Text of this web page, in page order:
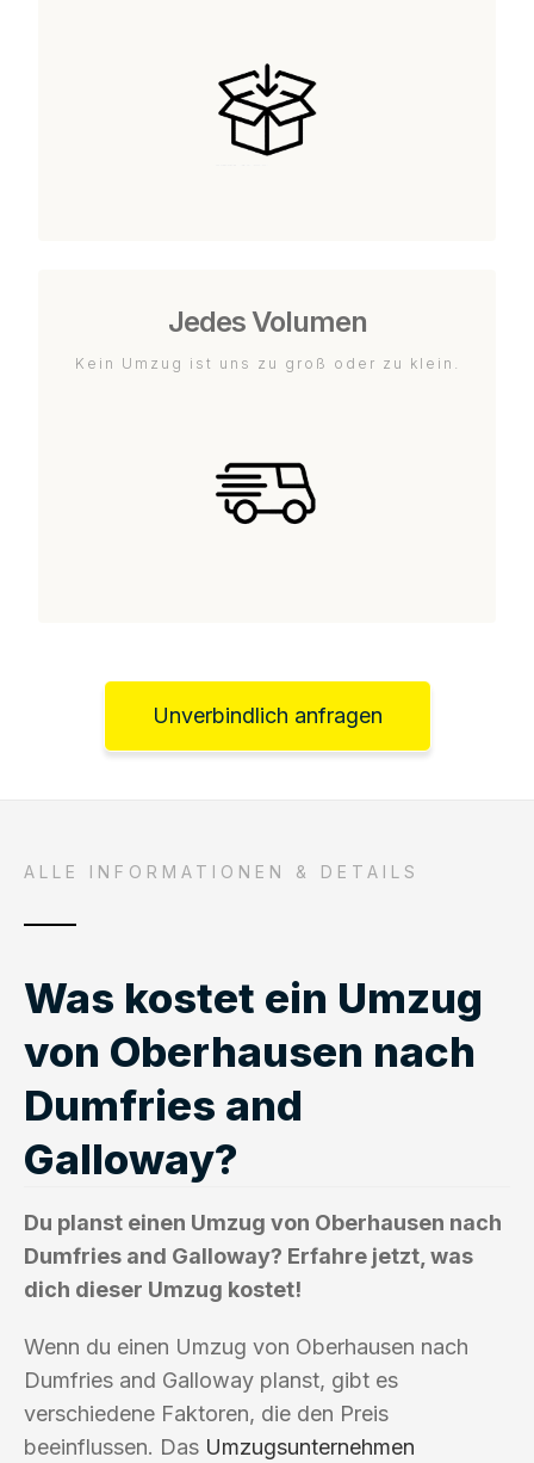
Jedes Volumen
Kein Umzug ist uns zu groß oder zu klein.
Unverbindlich anfragen
ALLE INFORMATIONEN & DETAILS
Was kostet ein Umzug
von Oberhausen nach
Dumfries and
Galloway?
Du planst einen Umzug von Oberhausen nach
Dumfries and Galloway? Erfahre jetzt, was
dich dieser Umzug kostet!
Wenn du einen Umzug von Oberhausen nach
Dumfries and Galloway planst, gibt es
verschiedene Faktoren, die den Preis
beeinflussen. Das Umzugsunternehmen